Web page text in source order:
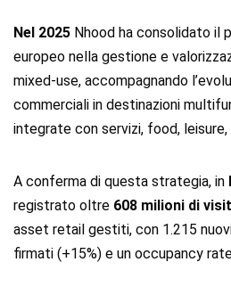
Nel 2025 Nhood ha consolidato il
europeo nella gestione e
mixed-use, accompagnando
commerciali in destinazioni
integrate con servizi, food,
A conferma di questa strategia, in
registrato oltre 608 milioni di
asset retail gestiti, con 1.215
firmati (+15%) e un occupancy